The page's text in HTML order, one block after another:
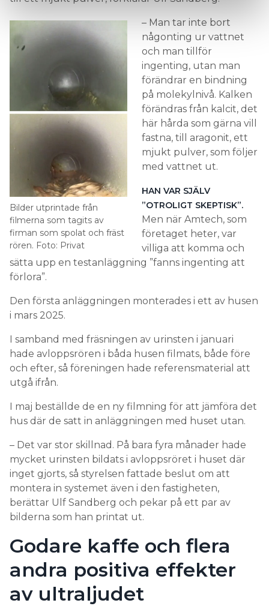
Bilder utprintade från
filmerna som tagits av
firman som spolat och fräst
rören. Foto: Privat
– Man tar inte bort
någonting ur vattnet
och man tillför
ingenting, utan man
förändrar en bindning
på molekylnivå. Kalken
förändras från kalcit, det
här hårda som gärna vill
fastna, till aragonit, ett
mjukt pulver, som följer
med vattnet ut.
HAN VAR SJÄLV
”OTROLIGT SKEPTISK”.
Men när Amtech, som
företaget heter, var
villiga att komma och
sätta upp en testanläggning ”fanns ingenting att
förlora”.
Den första anläggningen monterades i ett av husen
i mars 2025.
I samband med fräsningen av urinsten i januari
hade avloppsrören i båda husen filmats, både före
och efter, så föreningen hade referensmaterial att
utgå ifrån.
I maj beställde de en ny filmning för att jämföra det
hus där de satt in anläggningen med huset utan.
– Det var stor skillnad. På bara fyra månader hade
mycket urinsten bildats i avloppsröret i huset där
inget gjorts, så styrelsen fattade beslut om att
montera in systemet även i den fastigheten,
berättar Ulf Sandberg och pekar på ett par av
bilderna som han printat ut.
Godare kaffe och flera
andra positiva effekter
av ultraljudet